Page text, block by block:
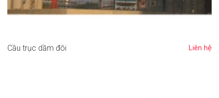
Cầu trục dầm đôi Liên hệ